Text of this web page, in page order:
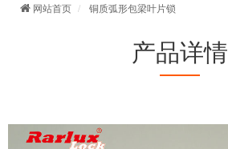
网站首页 铜质弧形包梁叶片锁
产品详情